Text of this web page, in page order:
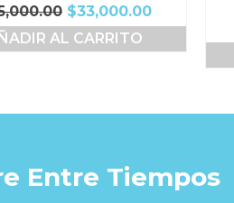
El
precio
original
$33,000.00El
precio
AL CARRITO
Entre Tiempos